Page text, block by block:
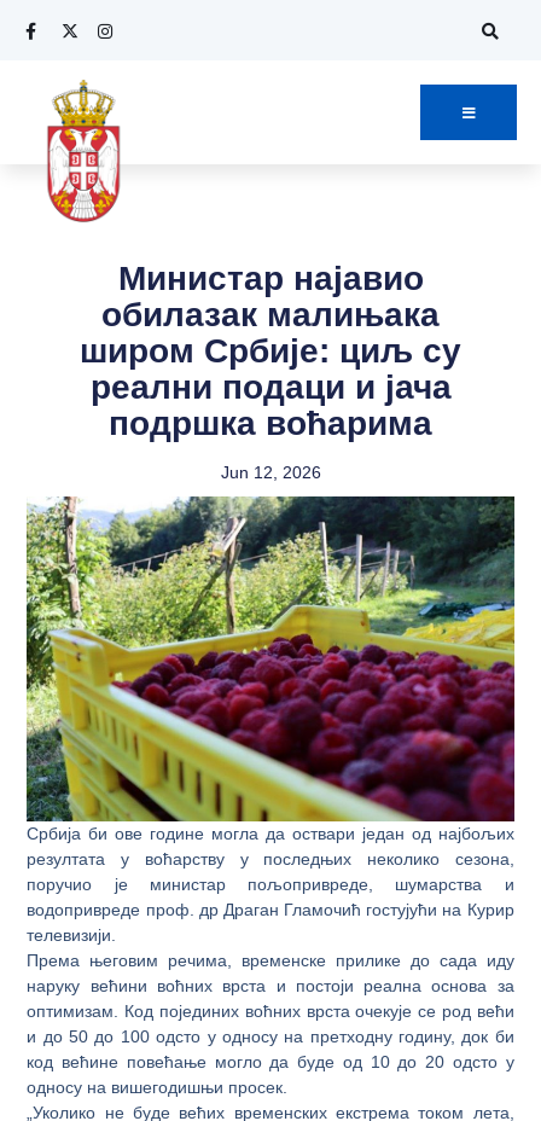
Министар најавио
обилазак малињака
широм Србије: циљ су
реални подаци и јача
подршка воћарима
Jun 12, 2026
Србија би ове године могла да оствари један од најбољих
резултата у воћарству у последњих неколико сезона,
поручио је министар пољопривреде, шумарства и
водопривреде проф. др Драган Гламочић гостујући на Курир
телевизији.
Према његовим речима, временске прилике до сада иду
наруку већини воћних врста и постоји реална основа за
оптимизам. Код појединих воћних врста очекује се род већи
и до 50 до 100 одсто у односу на претходну годину, док би
код већине повећање могло да буде од 10 до 20 одсто у
односу на вишегодишњи просек.
„Уколико не буде већих временских екстрема током лета,